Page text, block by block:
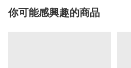
你可能感興趣的商品